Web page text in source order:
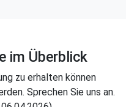
im Überblick
zu erhalten können
Sprechen Sie uns an.